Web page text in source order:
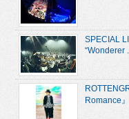
SPECIAL
“Wonderer ...
Romance』